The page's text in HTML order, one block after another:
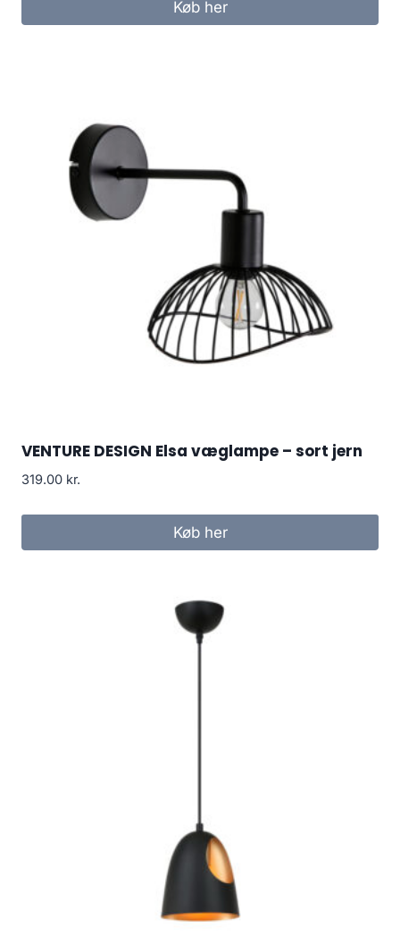
Køb her
VENTURE DESIGN Elsa væglampe – sort jern
319.00 kr.
Køb her